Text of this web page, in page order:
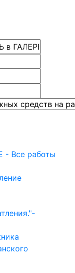
- Все работы